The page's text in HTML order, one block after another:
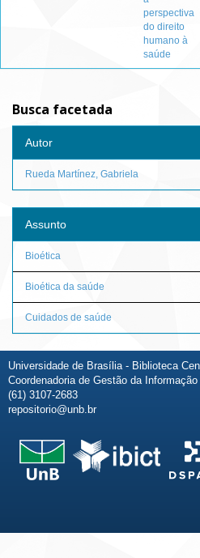
perspectiva
do direito
humano à
saúde
Busca facetada
Autor
Rueda Martínez, Gabriela
Assunto
Bioética
Bioética da saúde
Cuidados de saúde
Universidade de Brasília - Biblioteca
Coordenadoria de Gestão da
(61) 3107-2683
repositorio@unb.br